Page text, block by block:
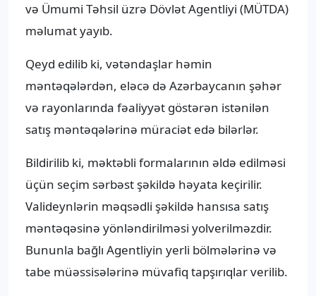
və Ümumi Təhsil üzrə Dövlət Agentliyi (MÜTDA)
məlumat yayıb.
Qeyd edilib ki, vətəndaşlar həmin
məntəqələrdən, eləcə də Azərbaycanın şəhər
və rayonlarında fəaliyyət göstərən istənilən
satış məntəqələrinə müraciət edə bilərlər.
Bildirilib ki, məktəbli formalarının əldə edilməsi
üçün seçim sərbəst şəkildə həyata keçirilir.
Valideynlərin məqsədli şəkildə hansısa satış
məntəqəsinə yönləndirilməsi yolverilməzdir.
Bununla bağlı Agentliyin yerli bölmələrinə və
tabe müəssisələrinə müvafiq tapşırıqlar verilib.